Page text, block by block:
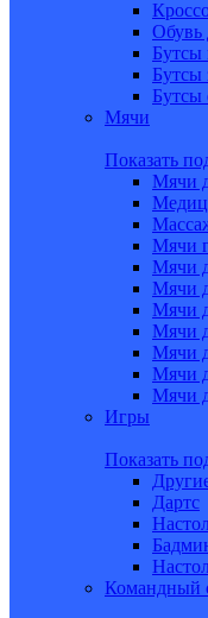
Обувь
Бутсы
Бутсы
Мячи
Показать
Мячи
Мячи
Мячи
Мячи
Мячи
Мячи
Мячи
Мячи
Мячи
Игры
Показать
Дартс
Командный